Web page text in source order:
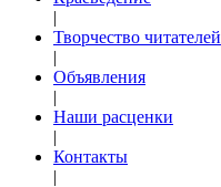
|
Творчество читателей
|
Объявления
|
Наши расценки
|
Контакты
|